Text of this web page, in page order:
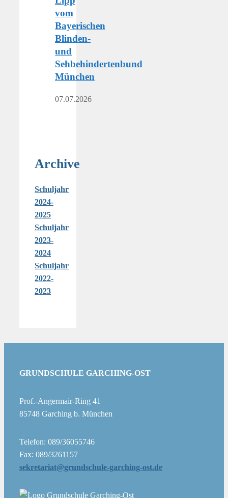
vom
Bayerischen
Blinden-
und
Sehbehindertenbund
München
07.07.2026
Archive
Schuljahr
2024-
2025
Schuljahr
2023-
2024
Schuljahr
2022-
2023
GRUNDSCHULE GARCHING-OST
Prof.-Angermair-Ring 41
85748 Garching b. München
Telefon: 089/36055746
Fax: 089/3261157
sekretariat@grundschule-garching-ost.de